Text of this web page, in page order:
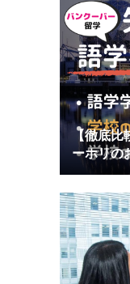
【徹底
ーホリの